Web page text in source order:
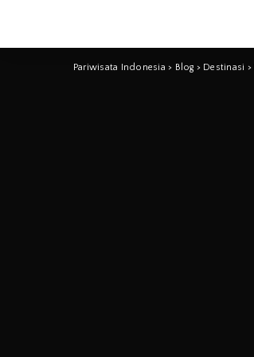
Pariwisata Indonesia > Blog > Destinasi >